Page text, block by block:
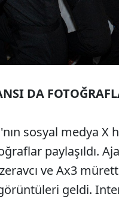
DA
sosyal medya X
paylaşıldı.
ve Ax3
geldi.